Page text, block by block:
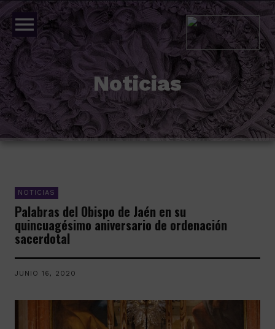
menu
Noticias
NOTICIAS
Palabras del Obispo de Jaén en su
quincuagésimo aniversario de ordenación
sacerdotal
JUNIO 16, 2020